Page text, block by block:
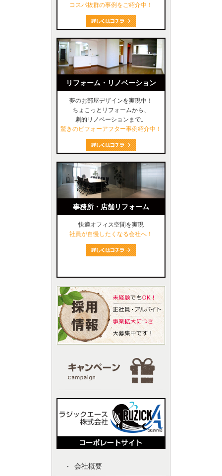
コスパ抜群の事例をご紹介中！
リフォーム・リノベーション
夢のお部屋デザインを実現中！
ちょこっとリフォームから、
劇的リノベーションまで。
驚きのビフォーアフター事例紹介中！
事務所・店舗リフォーム
快適オフィス空間を実現
社員が自慢したくなる会社へ！
会社概要